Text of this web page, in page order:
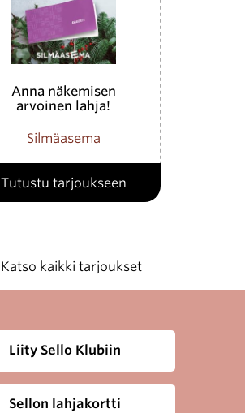
Anna näkemisen
arvoinen lahja!
Silmäasema
Tutustu tarjoukseen
Katso kaikki tarjoukset
Liity Sello Klubiin
Sellon lahjakortti